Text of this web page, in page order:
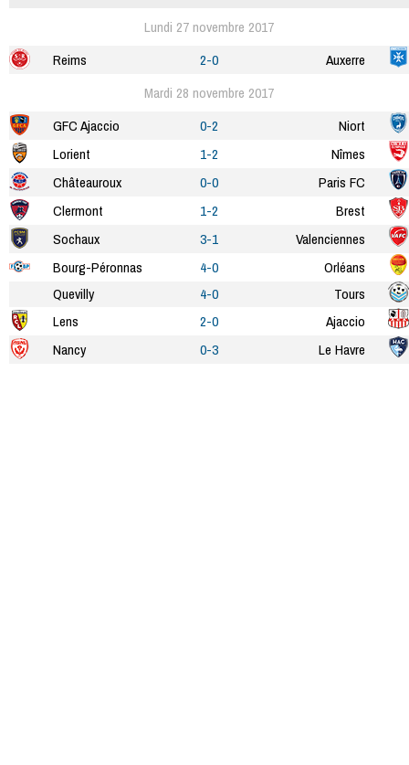
Lundi 27 novembre 2017
Reims
2-0
Auxerre
Mardi 28 novembre 2017
GFC Ajaccio
0-2
Niort
Lorient
1-2
Nîmes
Châteauroux
0-0
Paris FC
Clermont
1-2
Brest
Sochaux
3-1
Valenciennes
Bourg-Péronnas
4-0
Orléans
Quevilly
4-0
Tours
Lens
2-0
Ajaccio
Nancy
0-3 Le Havre